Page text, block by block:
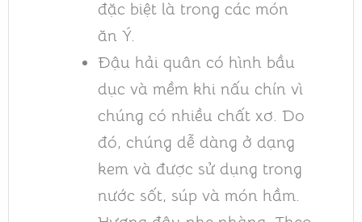
đặc biệt là trong các món
ăn Ý.
Đậu hải quân có hình bầu
dục và mềm khi nấu chín vì
chúng có nhiều chất xơ. Do
đó, chúng dễ dàng ở dạng
kem và được sử dụng trong
nước sốt, súp và món hầm.